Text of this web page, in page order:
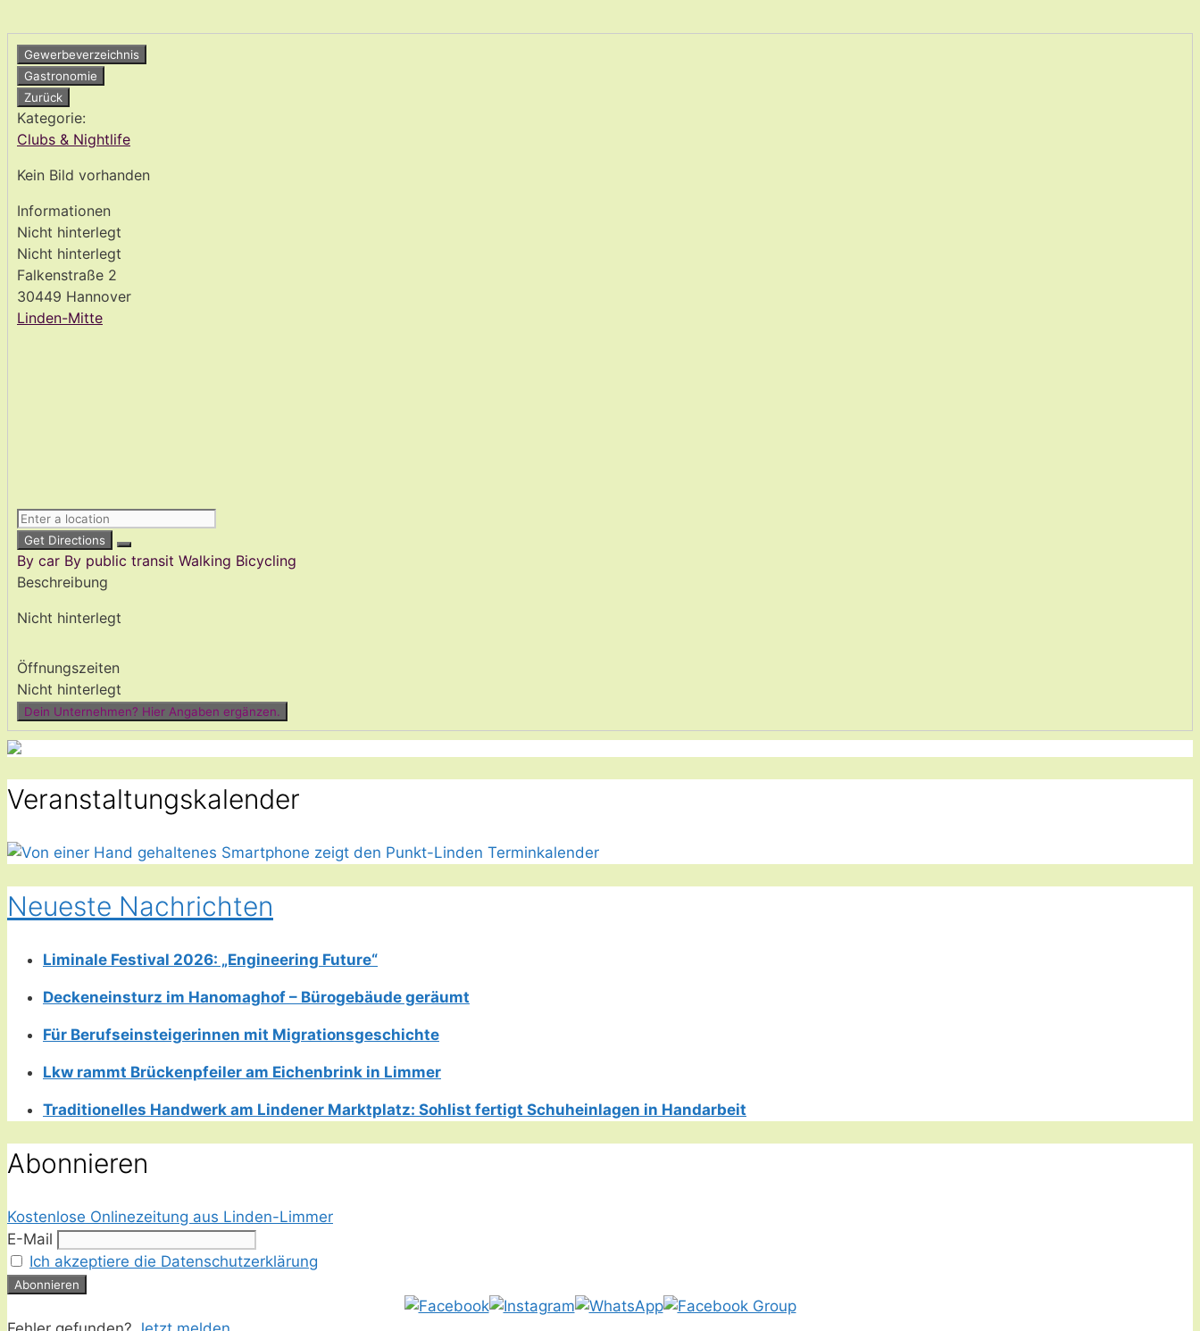
Gewerbeverzeichnis
Gastronomie
Zurück
Kategorie:
Clubs & Nightlife
Kein Bild vorhanden
Informationen
Nicht hinterlegt
Nicht hinterlegt
Falkenstraße 2
30449 Hannover
Linden-Mitte
Get Directions
By car By public transit Walking Bicycling
Beschreibung
Nicht hinterlegt
Öffnungszeiten
Nicht hinterlegt
Dein Unternehmen? Hier Angaben ergänzen.
Veranstaltungskalender
Neueste Nachrichten
Liminale Festival 2026: „Engineering Future“
Deckeneinsturz im Hanomaghof – Bürogebäude geräumt
Für Berufseinsteigerinnen mit Migrationsgeschichte
Lkw rammt Brückenpfeiler am Eichenbrink in Limmer
Traditionelles Handwerk am Lindener Marktplatz: Sohlist fertigt Schuheinlagen in Handarbeit
Abonnieren
Kostenlose Onlinezeitung aus Linden-Limmer
E-Mail
Ich akzeptiere die Datenschutzerklärung